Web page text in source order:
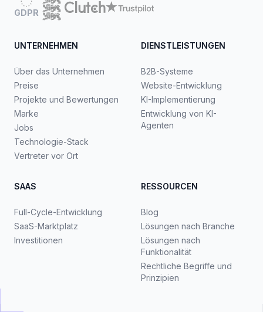
GDPR
UNTERNEHMEN
Über das Unternehmen
Preise
Projekte und Bewertungen
Marke
Jobs
Technologie-Stack
Vertreter vor Ort
DIENSTLEISTUNGEN
B2B-Systeme
Website-Entwicklung
KI-Implementierung
Entwicklung von KI-
Agenten
SAAS
Full-Cycle-Entwicklung
SaaS-Marktplatz
Investitionen
RESSOURCEN
Blog
Lösungen nach Branche
Lösungen nach
Funktionalität
Rechtliche Begriffe und
Prinzipien